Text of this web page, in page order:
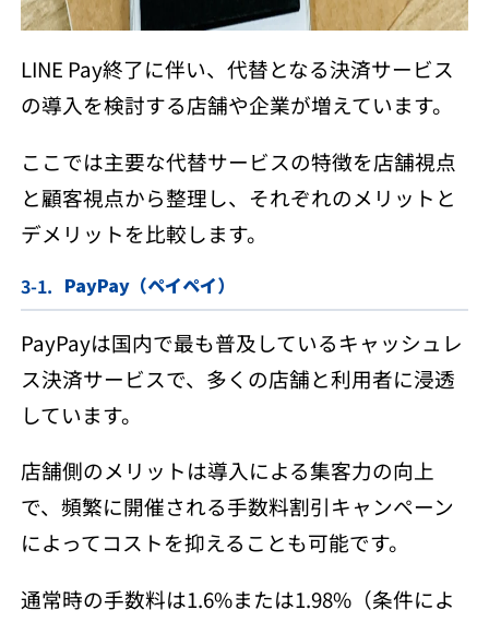
LINE Pay終了に伴い、代替となる決済サービス
の導入を検討する店舗や企業が増えています。
ここでは主要な代替サービスの特徴を店舗視点
と顧客視点から整理し、それぞれのメリットと
デメリットを比較します。
PayPay（ペイペイ）
PayPayは国内で最も普及しているキャッシュレ
ス決済サービスで、多くの店舗と利用者に浸透
しています。
店舗側のメリットは導入による集客力の向上
で、頻繁に開催される手数料割引キャンペーン
によってコストを抑えることも可能です。
通常時の手数料は1.6%または1.98%（条件によ